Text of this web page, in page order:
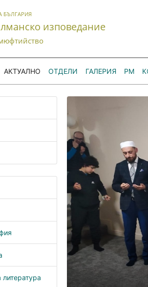
БЪЛГАРИЯ
изповедание
АКТУАЛНО ОТДЕЛИ ГАЛЕРИЯ РМ